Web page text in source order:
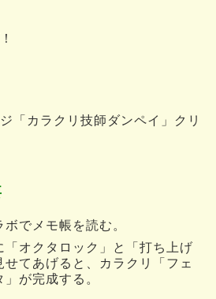
「カラクリ技師ダンペイ」クリ
ボでメモ帳を読む。
「オクタロック」と「打ち上げ
せてあげると、カラクリ「フェ
」が完成する。